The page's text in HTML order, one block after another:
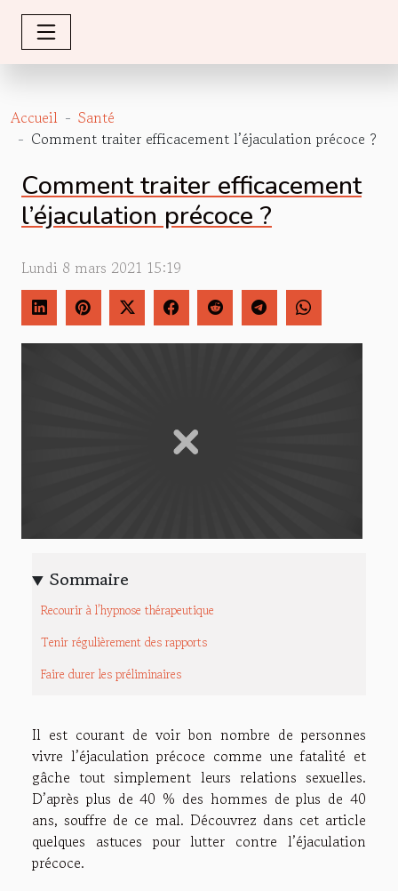
Accueil
Santé
Comment traiter efficacement l’éjaculation précoce ?
Comment traiter efficacement
l’éjaculation précoce ?
Lundi 8 mars 2021 15:19
Sommaire
Recourir à l’hypnose thérapeutique
Tenir régulièrement des rapports
Faire durer les préliminaires
Il est courant de voir bon nombre de personnes
vivre l’éjaculation précoce comme une fatalité et
gâche tout simplement leurs relations sexuelles.
D’après plus de 40 % des hommes de plus de 40
ans, souffre de ce mal. Découvrez dans cet article
quelques astuces pour lutter contre l’éjaculation
précoce.